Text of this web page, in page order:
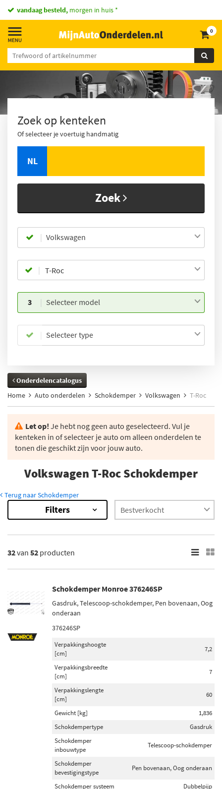
vandaag besteld, morgen in huis *
0
Zoek op kenteken
Of selecteer je voertuig handmatig
NL
Zoek
Volkswagen
3 Selecteer model
Selecteer type
Onderdelencatalogus
Home
Auto onderdelen Schokdemper Volkswagen T-Roc
Let op! Je hebt nog geen auto geselecteerd. Vul je
kenteken in of selecteer je auto om alleen onderdelen te
tonen die geschikt zijn voor jouw auto.
Volkswagen T-Roc Schokdemper
Terug naar Schokdemper
Resultaten
×
Monroe (4)
Maxgear (2)
Sachs (2)
Bilstein (15)
Inbouwplaats
Achteras (19)
Vooras (18)
Vooras links (2)
Vooras rechts (2)
Achteras links en rechts (1)
Filters
32van 52 producten
Schokdemper Monroe 376246SP
Gasdruk, Telescoop-schokdemper, Pen bovenaan, Oog
onderaan
376246SP
Verpakkingshoogte
[cm]
7,2
Verpakkingsbreedte
[cm]
7
Verpakkingslengte
[cm]
60
Gewicht [kg]
1,836
Schokdempertype
Gasdruk
Schokdemper
inbouwtype
Telescoop-schokdemper
Schokdemper
bevestigingstype
Pen bovenaan, Oog onderaan
Schokdemper systeem
Dubbelpijp